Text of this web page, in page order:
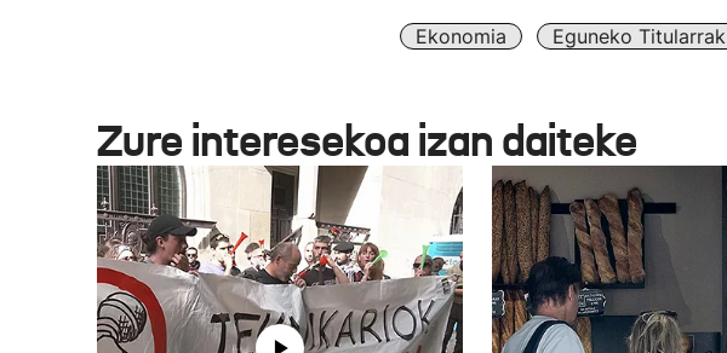
Ekonomia Eguneko Titularrak
Zure interesekoa izan daiteke